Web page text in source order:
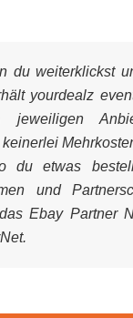
du weiterklickst
yourdealz
jeweiligen
du etwas
und
Ebay Partner